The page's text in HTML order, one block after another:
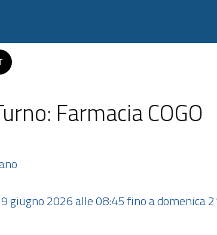
Farmacia COGO
giugno 2026 alle 08:45 fino a domenica